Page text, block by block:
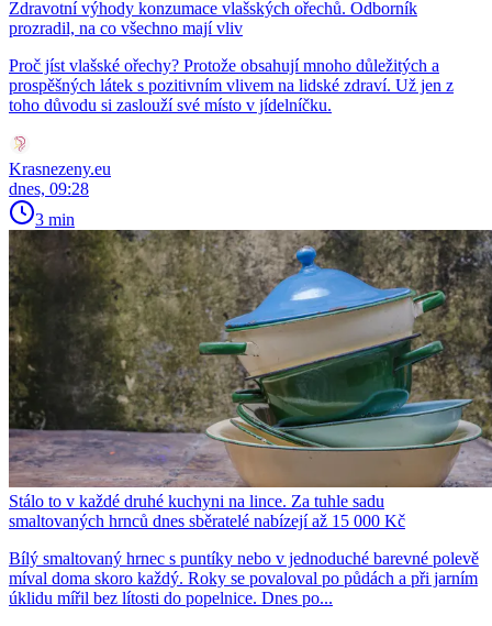
Zdravotní výhody konzumace vlašských ořechů. Odborník
prozradil, na co všechno mají vliv
Proč jíst vlašské ořechy? Protože obsahují mnoho důležitých a
prospěšných látek s pozitivním vlivem na lidské zdraví. Už jen z
toho důvodu si zaslouží své místo v jídelníčku.
Krasnezeny.eu
dnes, 09:28
3 min
Stálo to v každé druhé kuchyni na lince. Za tuhle sadu
smaltovaných hrnců dnes sběratelé nabízejí až 15 000 Kč
Bílý smaltovaný hrnec s puntíky nebo v jednoduché barevné polevě
míval doma skoro každý. Roky se povaloval po půdách a při jarním
úklidu mířil bez lítosti do popelnice. Dnes po...